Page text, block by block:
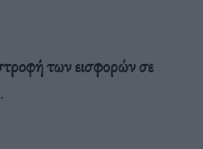
των εισφορών σε